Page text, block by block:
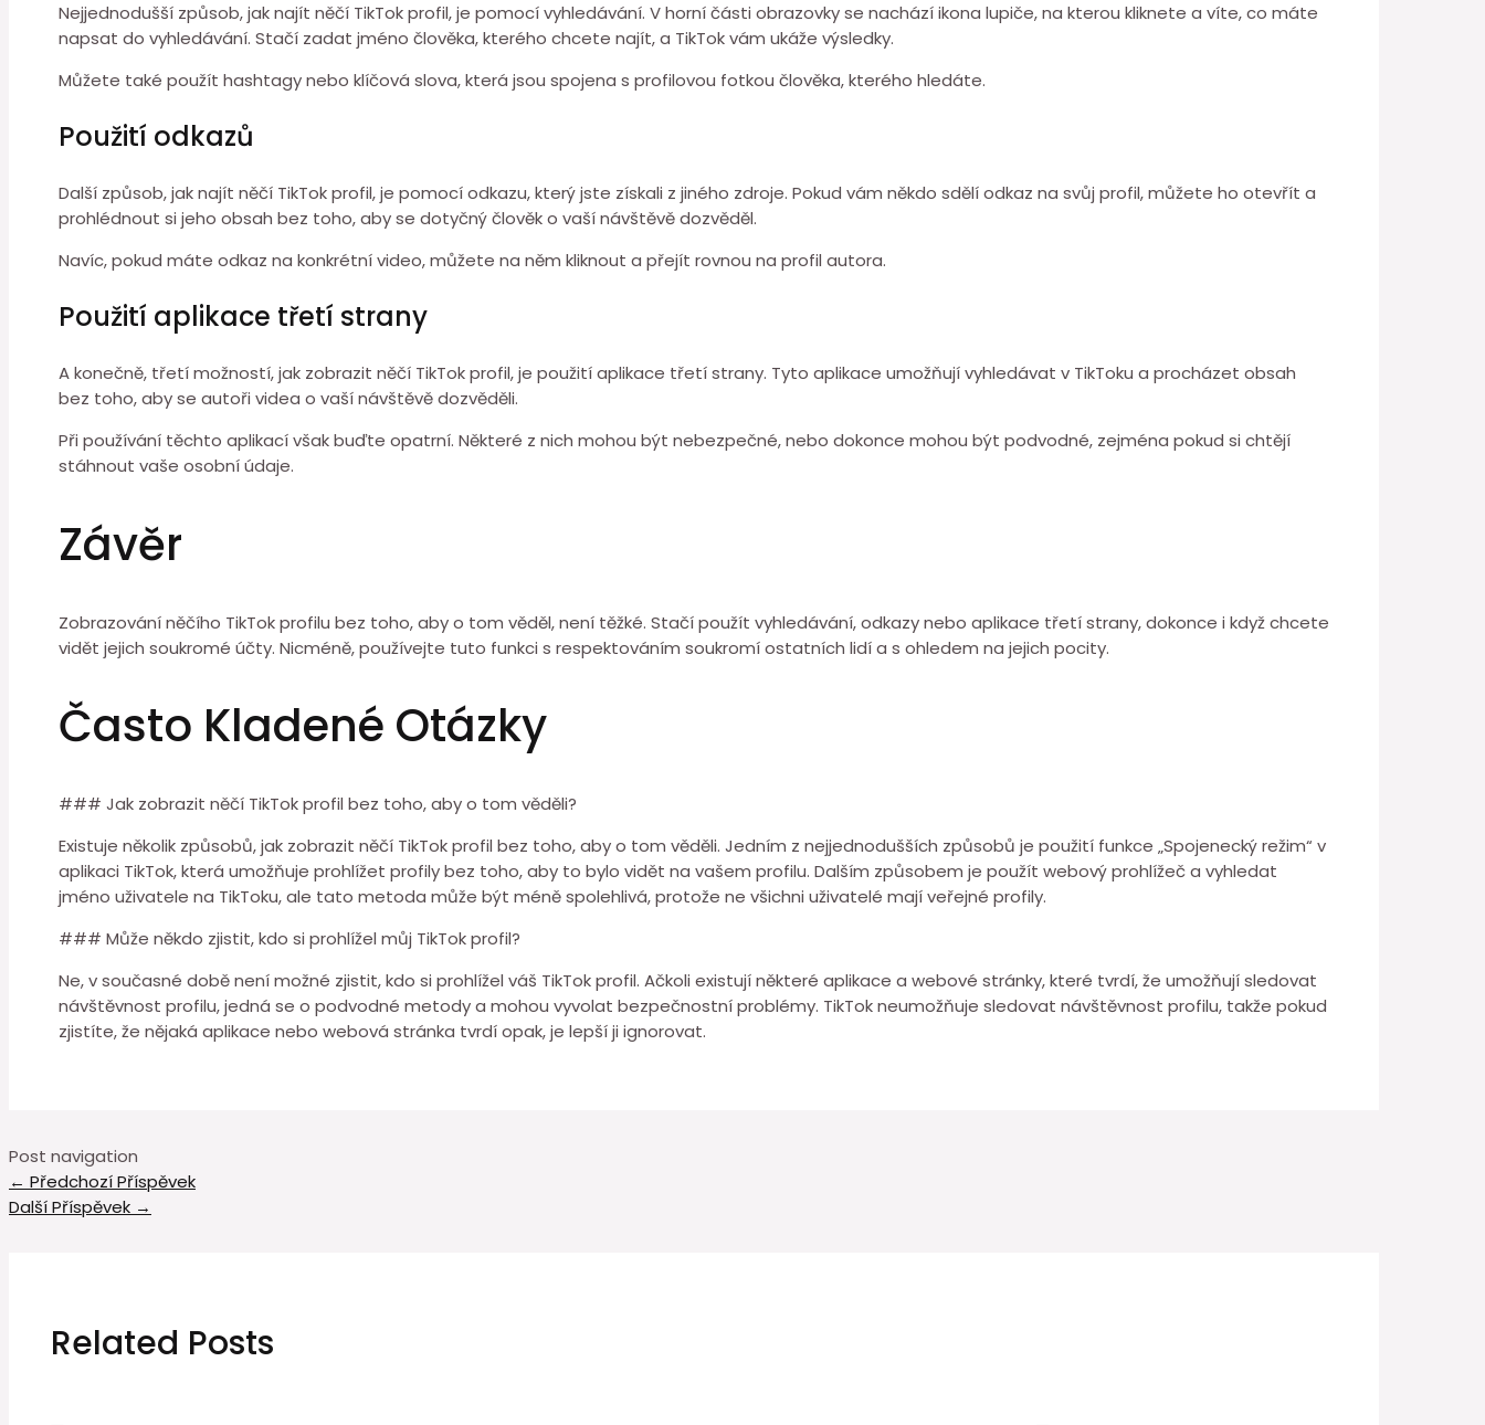
Nejjednodušší způsob, jak najít něčí TikTok profil, je pomocí vyhledávání. V horní části obrazovky se nachází ikona lupiče, na kterou kliknete a víte, co máte
napsat do vyhledávání. Stačí zadat jméno člověka, kterého chcete najít, a TikTok vám ukáže výsledky.
Můžete také použít hashtagy nebo klíčová slova, která jsou spojena s profilovou fotkou člověka, kterého hledáte.
Použití odkazů
Další způsob, jak najít něčí TikTok profil, je pomocí odkazu, který jste získali z jiného zdroje. Pokud vám někdo sdělí odkaz na svůj profil, můžete ho otevřít a
prohlédnout si jeho obsah bez toho, aby se dotyčný člověk o vaší návštěvě dozvěděl.
Navíc, pokud máte odkaz na konkrétní video, můžete na něm kliknout a přejít rovnou na profil autora.
Použití aplikace třetí strany
A konečně, třetí možností, jak zobrazit něčí TikTok profil, je použití aplikace třetí strany. Tyto aplikace umožňují vyhledávat v TikToku a procházet obsah
bez toho, aby se autoři videa o vaší návštěvě dozvěděli.
Při používání těchto aplikací však buďte opatrní. Některé z nich mohou být nebezpečné, nebo dokonce mohou být podvodné, zejména pokud si chtějí
stáhnout vaše osobní údaje.
Závěr
Zobrazování něčího TikTok profilu bez toho, aby o tom věděl, není těžké. Stačí použít vyhledávání, odkazy nebo aplikace třetí strany, dokonce i když chcete
vidět jejich soukromé účty. Nicméně, používejte tuto funkci s respektováním soukromí ostatních lidí a s ohledem na jejich pocity.
Často Kladené Otázky
### Jak zobrazit něčí TikTok profil bez toho, aby o tom věděli?
Existuje několik způsobů, jak zobrazit něčí TikTok profil bez toho, aby o tom věděli. Jedním z nejjednodušších způsobů je použití funkce „Spojenecký režim“ v
aplikaci TikTok, která umožňuje prohlížet profily bez toho, aby to bylo vidět na vašem profilu. Dalším způsobem je použít webový prohlížeč a vyhledat
jméno uživatele na TikToku, ale tato metoda může být méně spolehlivá, protože ne všichni uživatelé mají veřejné profily.
### Může někdo zjistit, kdo si prohlížel můj TikTok profil?
Ne, v současné době není možné zjistit, kdo si prohlížel váš TikTok profil. Ačkoli existují některé aplikace a webové stránky, které tvrdí, že umožňují sledovat
návštěvnost profilu, jedná se o podvodné metody a mohou vyvolat bezpečnostní problémy. TikTok neumožňuje sledovat návštěvnost profilu, takže pokud
zjistíte, že nějaká aplikace nebo webová stránka tvrdí opak, je lepší ji ignorovat.
Post navigation
← Předchozí Příspěvek
Další Příspěvek →
Related Posts